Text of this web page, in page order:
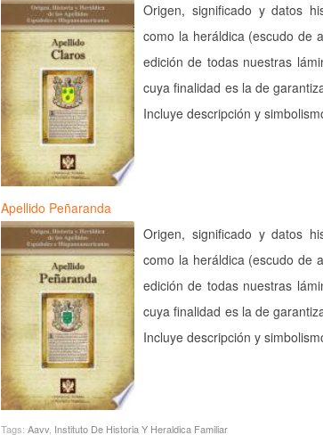
Origen, significado y datos
como la heráldica (escudo de
edición de todas nuestras
cuya finalidad es la de
Incluye descripción y
Apellido Peñaranda
Origen, significado y datos
como la heráldica (escudo de
edición de todas nuestras
cuya finalidad es la de
Incluye descripción y
Tags: Aavv, Instituto De Historia Y Heraldica Familiar